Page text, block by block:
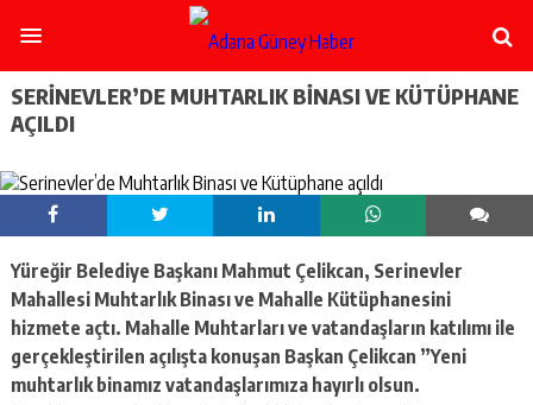
escort
ataşehir
escort
escort
-
ümraniye
escort
mecidiyeköy
escort
SERINEVLER’DE MUHTARLIK BINASI VE KÜTÜPHANE
AÇILDI
Yüreğir Belediye Başkanı Mahmut Çelikcan, Serinevler
Mahallesi Muhtarlık Binası ve Mahalle Kütüphanesini
hizmete açtı. Mahalle Muhtarları ve vatandaşların katılımı ile
gerçekleştirilen açılışta konuşan Başkan Çelikcan ”Yeni
muhtarlık binamız vatandaşlarımıza hayırlı olsun.